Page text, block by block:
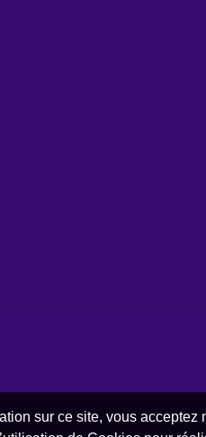
sur ce site, vous acceptez